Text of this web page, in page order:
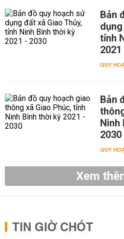
Bản
tỉnh
QUY
Bản
Ninh
2030
QUY
Xem
TIN GIỜ CHÓT